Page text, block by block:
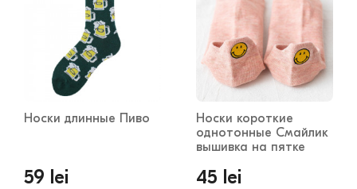
Носки длинные Пиво
59 lei
Носки короткие
однотонные Смайлик
вышивка на пятке
45 lei